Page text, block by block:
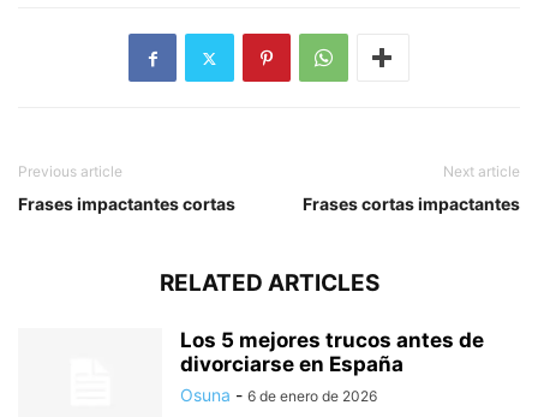
Previous article
Frases impactantes cortas
Next article
Frases cortas impactantes
RELATED ARTICLES
Los 5 mejores trucos antes de
divorciarse en España
Osuna - 6 de enero de 2026